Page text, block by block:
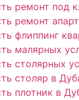
ремонт под
ремонт
флиппинг
малярных
столярных
столяр в
плотник в